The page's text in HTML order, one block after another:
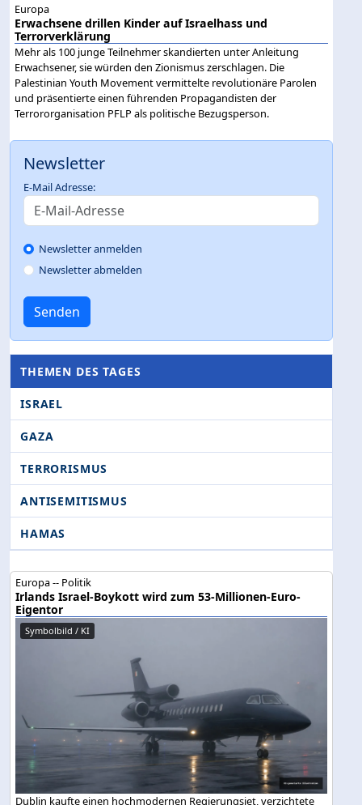
Europa
Erwachsene drillen Kinder auf Israelhass und
Terrorverklärung
Mehr als 100 junge Teilnehmer skandierten unter Anleitung
Erwachsener, sie würden den Zionismus zerschlagen. Die
Palestinian Youth Movement vermittelte revolutionäre Parolen
und präsentierte einen führenden Propagandisten der
Terrororganisation PFLP als politische Bezugsperson.
Newsletter
E-Mail Adresse:
Newsletter anmelden
Newsletter abmelden
Senden
THEMEN DES TAGES
ISRAEL
GAZA
TERRORISMUS
ANTISEMITISMUS
HAMAS
Europa -- Politik
Irlands Israel-Boykott wird zum 53-Millionen-Euro-
Eigentor
Symbolbild / KI
Dublin kaufte einen hochmodernen Regierungsjet, verzichtete